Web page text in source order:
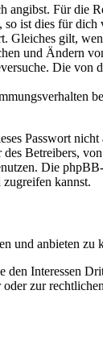
Für die
ist dies für dich
Gleiches gilt,
und Ändern
Die
Passwort
Betreibers,
Die
zugreifen kannst.
und anbieten zu
den Interessen
zur